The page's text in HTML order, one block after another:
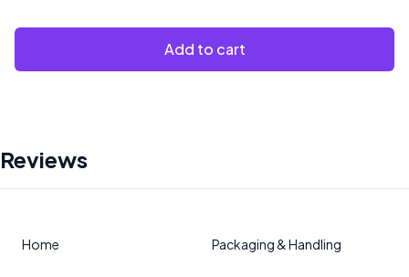
Add to cart
Reviews
Home Packaging & Handling